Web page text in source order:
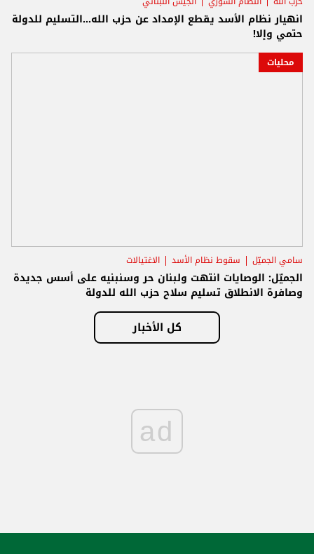
انهيار نظام الأسد يقطع الإمداد عن حزب الله...التسليم للدولة
حتمي وإلا!
محليات
سامي الجميّل سقوط نظام الأسد الاغتيالات
الجميّل: الوصايات انتهت ولبنان حر وسنبنيه على أسس جديدة
وصافرة الانطلاق تسليم سلاح حزب الله للدولة
كل الأخبار
ad